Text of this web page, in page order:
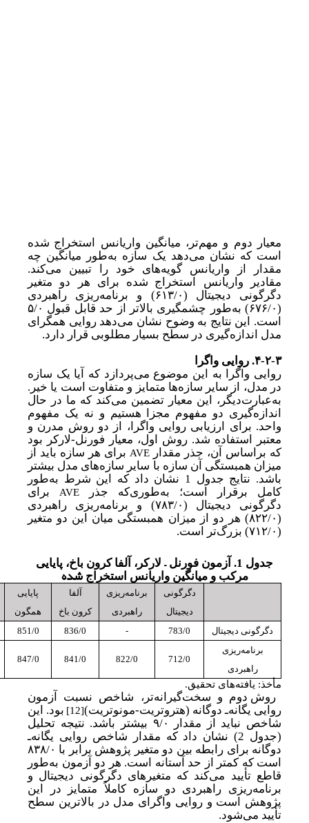
معیار دوم و مهم‌تر، میانگین واریانس استخراج شده
است که نشان می‌دهد یک سازه بهطور میانگین چه
مقدار از واریانس گویه‌های خود را تبیین می‌کند.
مقادیر واریانس استخراج شده برای هر دو متغیر
دگرگونی دیجیتال (۶۱۳/۰)
و برنامه‌ریزی راهبردی
(۶۷۶/۰) بهطور چشمگیری بالاتر از حد قابل قبول ۵/۰
است. این نتایج به وضوح نشان ‌می‌دهد روایی همگرای
مدل اندازه‌گیری در سطح بسیار مطلوبی قرار دارد.
۴-۲-۳. روایی واگرا
روایی واگرا به این موضوع می‌پردازد که آیا یک سازه
در مدل، از سایر سازه‌ها متمایز و متفاوت است یا خیر.
بهعبارتدیگر، این معیار تضمین می‌کند که ما در حال
اندازه‌گیری دو مفهوم مجزا هستیم و نه یک مفهوم
واحد. برای ارزیابی روایی واگرا، از دو روش مدرن و
معتبر استفاده شد. روش اول، معیار فورنل-لارکر بود
که براساس آن، جذر مقدار AVE برای هر سازه باید از
میزان همبستگی آن سازه با سایر سازه‌های مدل بیشتر
باشد. نتایج جدول 1 نشان داد که این شرط بهطور
کامل برقرار است؛ بهطوری‌که جذر AVE برای
دگرگونی دیجیتال (۷۸۳/۰)
و برنامه‌ریزی راهبردی
(۸۲۲/۰)
هر دو از میزان همبستگی میان این دو متغیر
(۷۱۲/۰) بزرگتر است.
جدول 1. آزمون فورنل – لارکر، آلفا کرون باخ، پایایی
مرکب و میانگین واریانس استخراج شده
دگرگونی
دیجیتال
برنامه‌ریزی
راهبردی
آلفا
کرون باخ
پایایی
همگون
دگرگونی دیجیتال
783/0
-
836/0
851/0
برنامه‌ریزی
راهبردی
712/0
822/0
841/0
847/0
مأخذ: یافته‌های تحقیق.
روش دوم و سخت‌گیرانه‌تر، شاخص نسبت
آزمون
روایی یگانه‌ـ دوگانه (هتروتریت-مونوتریت)[12] بود. این
شاخص نباید از مقدار
۹/۰ بیشتر باشد. نتیجه تحلیل
(جدول 2
) نشان داد که مقدار شاخصروایی یگانه‌ـ
دوگانه
برای رابطه بین دو متغیر پژوهش برابر با ۸۳۸/۰
است که کمتر از حد آستانه است. هر دو آزمون بهطور
قاطع تأیید می‌کند که متغیرهای دگرگونی دیجیتال و
برنامه‌ریزی راهبردی دو سازه کاملاً متمایز در این
پژوهش است و روایی واگرای مدل در بالاترین سطح
تأیید می‌شود.